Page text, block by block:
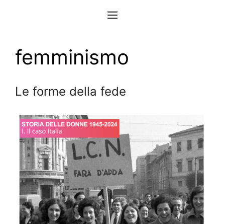
Menu
femminismo
Le forme della fede